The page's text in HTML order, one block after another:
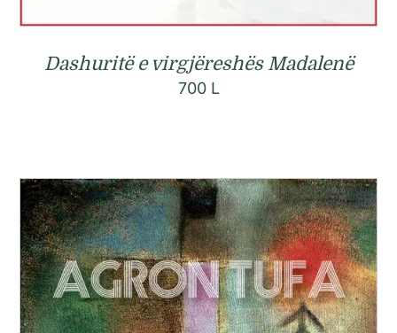
Dashuritë e virgjëreshës Madalenë
700 L